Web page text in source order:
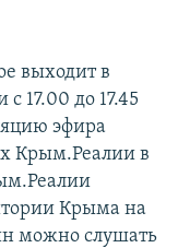
выходит в
17.00 до 17.45
эфира
Крым.Реалии в
Крыма на
можно слушать